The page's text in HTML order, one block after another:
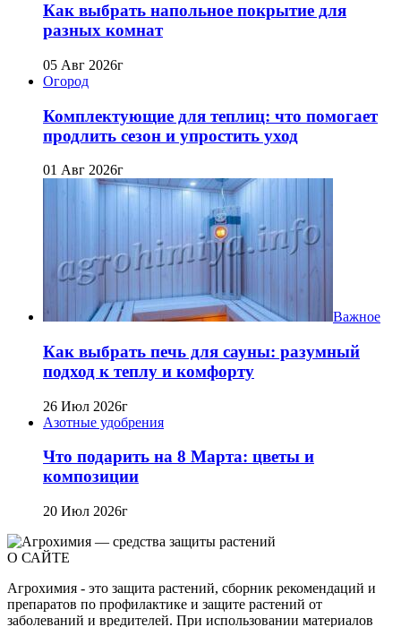
Как выбрать напольное покрытие для
разных комнат
05 Авг 2026г
Огород
Комплектующие для теплиц: что помогает
продлить сезон и упростить уход
01 Авг 2026г
Важное
Как выбрать печь для сауны: разумный
подход к теплу и комфорту
26 Июл 2026г
Азотные удобрения
Что подарить на 8 Марта: цветы и
композиции
20 Июл 2026г
О САЙТЕ
Агрохимия - это защита растений, сборник рекомендаций и
препаратов по профилактике и защите растений от
заболеваний и вредителей. При использовании материалов